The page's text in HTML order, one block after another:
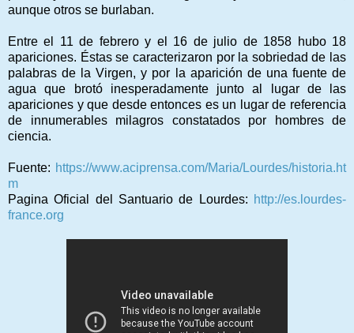
aunque otros se burlaban.
Entre el 11 de febrero y el 16 de julio de 1858 hubo 18
apariciones. Éstas se caracterizaron por la sobriedad de las
palabras de la Virgen, y por la aparición de una fuente de
agua que brotó inesperadamente junto al lugar de las
apariciones y que desde entonces es un lugar de referencia
de innumerables milagros constatados por hombres de
ciencia.
Fuente: https://www.aciprensa.com/Maria/Lourdes/historia.ht
m
Pagina Oficial del Santuario de Lourdes: http://es.lourdes-
france.org